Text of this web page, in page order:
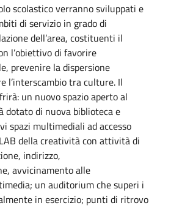
scolastico verranno sviluppati e
di servizio in grado di
dell’area, costituenti il
l’obiettivo di favorire
prevenire la dispersione
l’interscambio tra culture. Il
un nuovo spazio aperto al
dotato di nuova biblioteca e
spazi multimediali ad accesso
della creatività con attività di
indirizzo,
avvicinamento alle
un auditorium che superi i
in esercizio; punti di ritrovo